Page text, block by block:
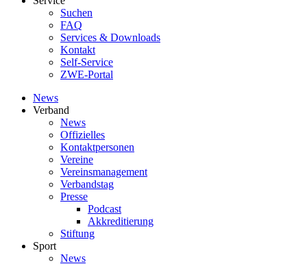
Suchen
FAQ
Services & Downloads
Kontakt
Self-Service
ZWE-Portal
News
Verband
News
Offizielles
Kontaktpersonen
Vereine
Vereinsmanagement
Verbandstag
Presse
Podcast
Akkreditierung
Stiftung
Sport
News